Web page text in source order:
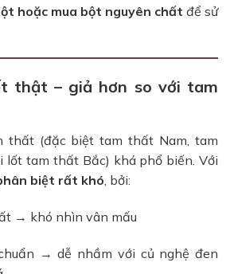
hoặc mua bột nguyên chất để sử
thật – giả hơn so với tam
thất (đặc biệt tam thất Nam, tam
lốt tam thất Bắc) khá phổ biến. Với
biệt rất khó, bởi:
→ khó nhìn vân mấu
→ dễ nhầm với củ nghệ đen